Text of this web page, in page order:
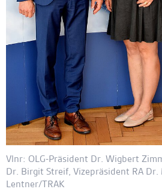
Vlnr: OLG-Präsident Dr. Wigbert
Dr. Birgit Streif, Vizepräsident RA Dr.
Lentner/TRAK